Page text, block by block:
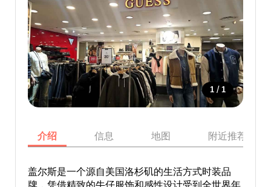
1 / 1
介绍 信息 地图 附近推荐景点
盖尔斯是一个源自美国洛杉矶的生活方式时装品
牌，凭借精致的牛仔服饰和感性设计受到全世界年